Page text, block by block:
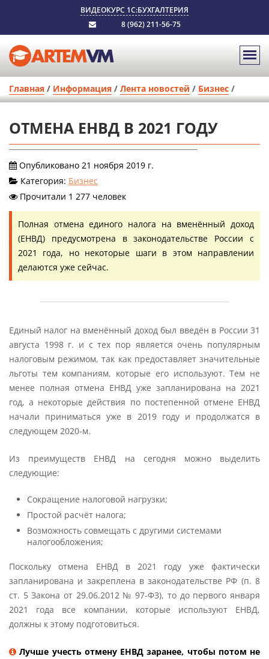
ВИДЕОКУРС 1С:БУХГАЛТЕРИЯ
8 (962) 211-56-75
Главная / Информация / Лента новостей / Бизнес /
ОТМЕНА ЕНВД В 2021 ГОДУ
Опубликовано 21 ноября 2019 г.
Категория: Бизнес
Прочитали 1 277 человек
Полная отмена единого налога на вменённый доход
(ЕНВД) предусмотрена в законодательстве России с
2021 года, но некоторые шаги в этом направлении
делаются уже сейчас.
Единый налог на вменённый доход был введён в России 31
августа 1998 г. и с тех пор является очень популярным
налоговым режимом, так как предоставляет значительные
льготы тем компаниям, которые его используют. Тем не
менее полная отмена ЕНВД уже запланирована на 2021
год, а некоторые действия по постепенной отмене ЕНВД
начали приниматься уже в 2019 году и продолжатся в
следующем 2020-м.
Из преимуществ ЕНВД на сегодня можно выделить
следующие:
Сокращение налоговой нагрузки;
Простой расчёт налога;
Возможность совмещать с другими системами
налогообложения;
Поскольку отмена ЕНВД в 2021 году уже фактически
запланирована и закреплена в законодательстве РФ (п. 8
ст. 5 Закона от 29.06.2012 № 97-ФЗ), то до первого января
2021 года все компании, которые используют ЕНВД,
должны к этому подготовиться.
Лучше учесть отмену ЕНВД заранее, чтобы потом не